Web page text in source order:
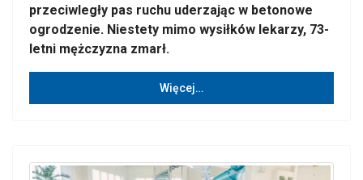
przeciwległy pas ruchu uderzając w betonowe
ogrodzenie. Niestety mimo wysiłków lekarzy, 73-
letni mężczyzna zmarł.
Więcej…